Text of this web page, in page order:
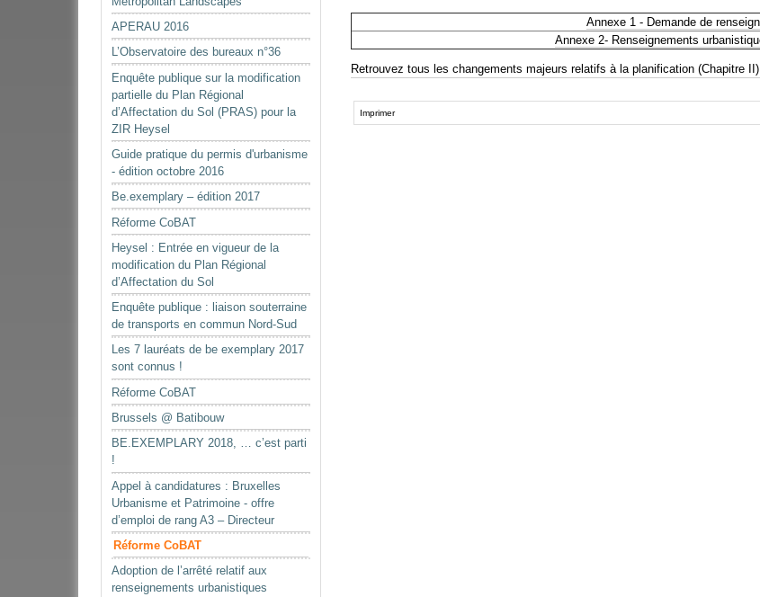
APERAU 2016
L’Observatoire des bureaux n°36
Enquête publique sur la modification
partielle du Plan Régional
d’Affectation du Sol (PRAS) pour la
ZIR Heysel
Guide pratique du permis d'urbanisme
- édition octobre 2016
Be.exemplary – édition 2017
Réforme CoBAT
Heysel : Entrée en vigueur de la
modification du Plan Régional
d’Affectation du Sol
Enquête publique : liaison souterraine
de transports en commun Nord-Sud
Les 7 lauréats de be exemplary 2017
sont connus !
Réforme CoBAT
Brussels @ Batibouw
BE.EXEMPLARY 2018, … c’est parti
!
Appel à candidatures : Bruxelles
Urbanisme et Patrimoine - offre
d’emploi de rang A3 – Directeur
Réforme CoBAT
Adoption de l’arrêté relatif aux
renseignements urbanistiques
Annexe 1 - Demande de
Annexe 2- Renseignements
Retrouvez tous les changements majeurs relatifs à la planification (Chapitre
surImprimer